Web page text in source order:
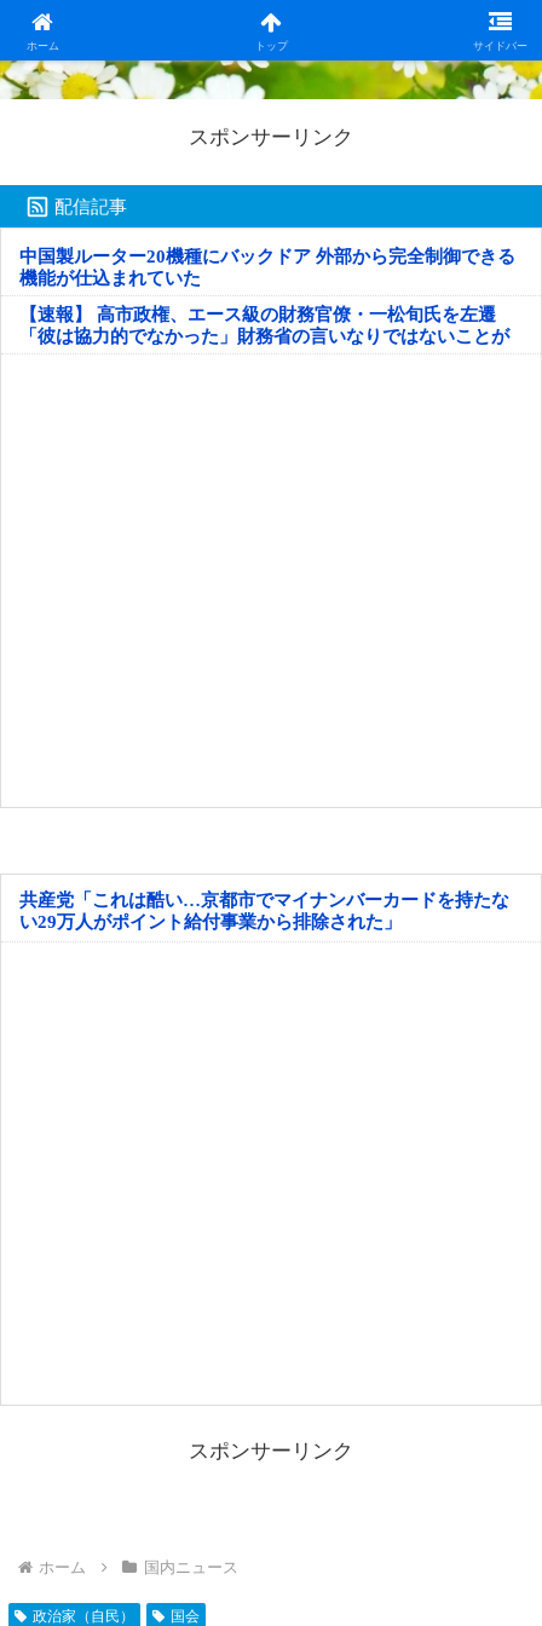
ホーム トップ サイドバー
日本第一！ニュース録
スポンサーリンク
配信記事
中国製ルーター20機種にバックドア 外部から完全制御できる
機能が仕込まれていた
【速報】 高市政権、エース級の財務官僚・一松旬氏を左遷
「彼は協力的でなかった」財務省の言いなりではないことが
判明
共産党「これは酷い…京都市でマイナンバーカードを持たな
い29万人がポイント給付事業から排除された」
スポンサーリンク
ホーム 国内ニュース
政治家（自民） 国会